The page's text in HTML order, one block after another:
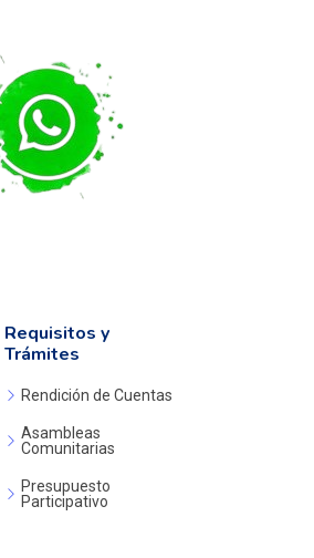
Requisitos y
Trámites
Rendición de Cuentas
Asambleas
Comunitarias
Presupuesto
Participativo